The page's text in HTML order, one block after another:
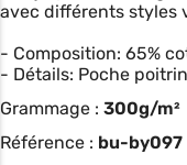
avec différents styles
- Composition: 65%
- Détails: Poche
Grammage : 300g/m²
Référence : bu-by097